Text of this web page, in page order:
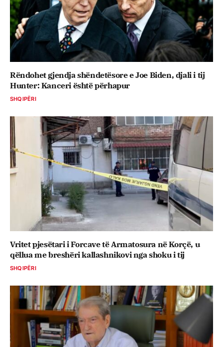
Rëndohet gjendja shëndetësore e Joe Biden, djali i tij
Hunter: Kanceri është përhapur
SHQIPËRI
Vritet pjesëtari i Forcave të Armatosura në Korçë, u
qëllua me breshëri kallashnikovi nga shoku i tij
SHQIPËRI